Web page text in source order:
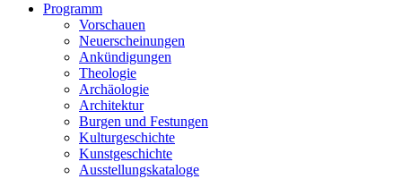
Programm
Vorschauen
Neuerscheinungen
Ankündigungen
Theologie
Archäologie
Architektur
Burgen und Festungen
Kulturgeschichte
Kunstgeschichte
Ausstellungskataloge